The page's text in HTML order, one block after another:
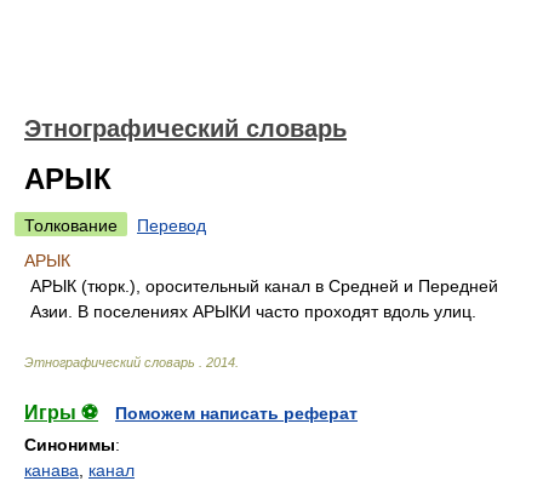
Этнографический словарь
АРЫК
Толкование
Перевод
АРЫК
АРЫК (тюрк.), оросительный канал в Средней и Передней
Азии. В поселениях АРЫКИ часто проходят вдоль улиц.
Этнографический словарь 2014
Игры ⚽
Поможем написать реферат
Синонимы:
канава
канал